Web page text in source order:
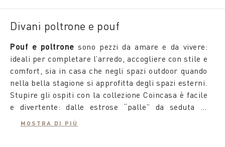
Divani poltrone e pouf
Pouf e poltrone sono pezzi da amare e da vivere:
ideali per completare l’arredo, accogliere con stile e
comfort, sia in casa che negli spazi outdoor quando
nella bella stagione si approfitta degli spazi esterni.
Stupire gli ospiti con la collezione Coincasa è facile
e divertente: dalle estrose “palle” da seduta in
stoffa ai
pouf da esterno
MOSTRA DI PIÙ